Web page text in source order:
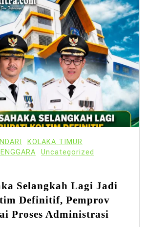
KOLAKA TIMUR
Uncategorized
Selangkah Lagi Jadi
Definitif, Pemprov
Proses Administrasi